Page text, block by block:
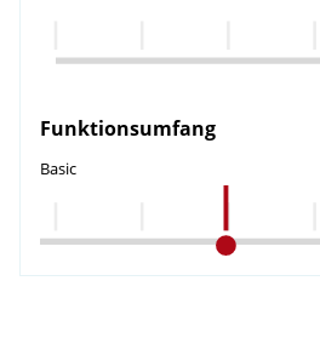
Funktionsumfang
Basic